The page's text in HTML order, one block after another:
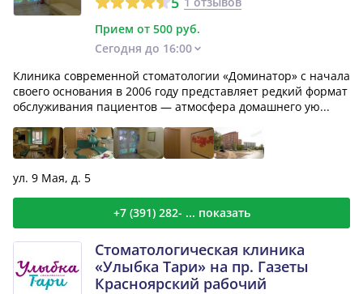
Прием от 500 руб.
Сегодня до 16:00
Клиника современной стоматологии «Доминатор» с начала
своего основания в 2006 году представляет редкий формат
обслуживания пациентов — атмосфера домашнего ую...
ул. 9 Мая, д. 5
+7 (391) 282- ... показать
Стоматологическая клиника
«Улыбка Тари» на пр. Газеты
Красноярский рабочий